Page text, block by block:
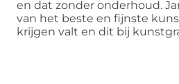
en dat zonder onderhoud.
van het beste en fijnste
krijgen valt en dit bij